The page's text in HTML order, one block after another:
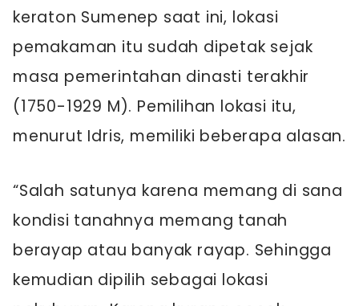
keraton Sumenep saat ini, lokasi
pemakaman itu sudah dipetak sejak
masa pemerintahan dinasti terakhir
(1750-1929 M). Pemilihan lokasi itu,
menurut Idris, memiliki beberapa alasan.
“Salah satunya karena memang di sana
kondisi tanahnya memang tanah
berayap atau banyak rayap. Sehingga
kemudian dipilih sebagai lokasi